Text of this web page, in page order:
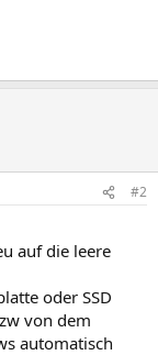
#2
auf die leere
oder SSD
von dem
automatisch